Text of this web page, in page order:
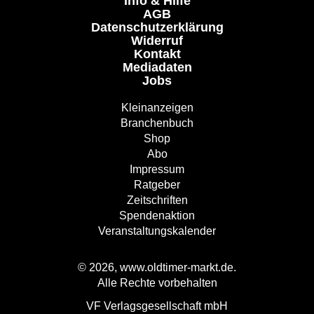
AGB
Datenschutzerklärung
Widerruf
Kontakt
Mediadaten
Jobs
Kleinanzeigen
Branchenbuch
Shop
Abo
Impressum
Ratgeber
Zeitschriften
Spendenaktion
Veranstaltungskalender
© 2026, www.oldtimer-markt.de.
Alle Rechte vorbehalten
VF Verlagsgesellschaft mbH